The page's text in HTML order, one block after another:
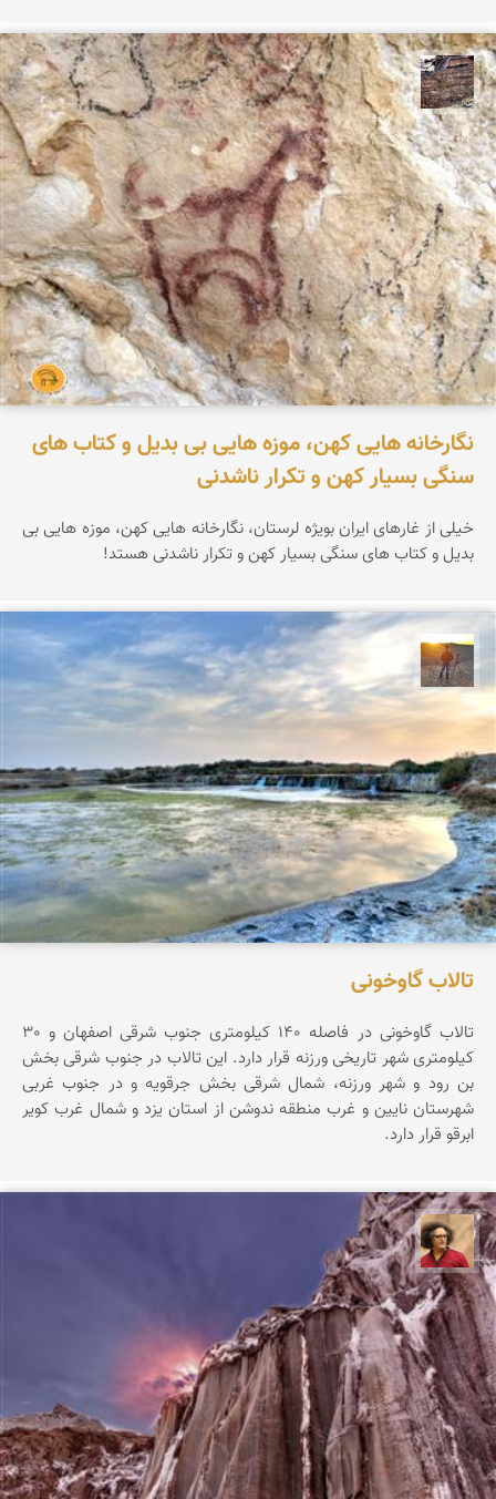
محمد ناصری فرد
نگارخانه هایی کهن، موزه هایی بی بدیل و کتاب های
سنگی بسیار کهن و تکرار ناشدنی
خیلی از غارهای ایران بویژه لرستان، نگارخانه هایی کهن، موزه هایی بی
بدیل و کتاب های سنگی بسیار کهن و تکرار ناشدنی هستد!
تالاب گاوخونی
تالاب گاوخونی در فاصله 140 کیلومتری جنوب شرقی اصفهان و 30
کیلومتری شهر تاریخی ورزنه قرار دارد. این تالاب در جنوب شرقی بخش
بن رود و شهر ورزنه، شمال شرقی بخش جرقویه و در جنوب غربی
شهرستان نایین و غرب منطقه ندوشن از استان یزد و شمال غرب کویر
ابرقو قرار دارد.
مصطفی ربیعی بهشتی